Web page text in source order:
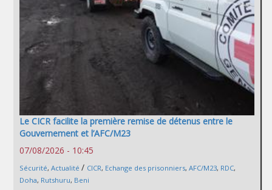
Le CICR facilite la première remise de détenus entre le
Gouvernement et l’AFC/M23
07/08/2026 - 10:45
Sécurité, Actualité / CICR, Echange des prisonniers, AFC/M23, RDC,
Doha, Rutshuru, Beni